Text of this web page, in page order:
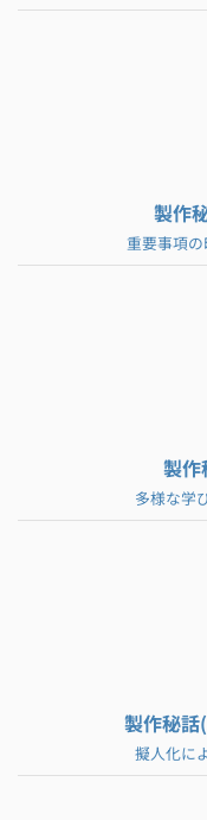
製作
重要事項
製作
多様な学
製作秘話
擬人化に